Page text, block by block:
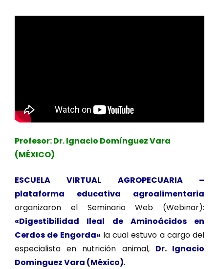
Profesor: Dr. Ignacio Domínguez Vara
(MÉXICO)
ESCUELA VIRTUAL AGROPECUARIA –
plataforma educativa agroalimentaria
organizaron el Seminario Web (Webinar):
«Digestibilidad Ileal de Aminoácidos en
Cerdos de Engorda» la cual estuvo a cargo del
especialista en nutrición animal, Dr. Ignacio
Dominguez Vara (México).